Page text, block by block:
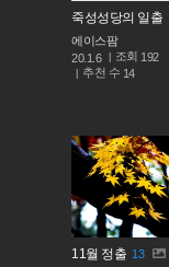
죽성성당의 일출
에이스팜
20.1.6
조회 192
추천 수 14
11월 정출 13